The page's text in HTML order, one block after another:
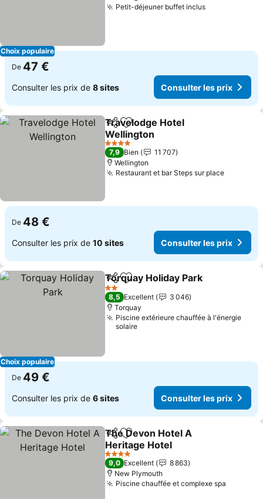
Choix populaire
Petit-déjeuner buffet inclusConsulter
De 47 €
Consulter les prix de 8 sites Consulter les prix
PartagerAjouter à mes favoris
Travelodge Hotel
Wellington
Consulter les prix
4 Étoiles
7,9 Bien
11 707
Wellington
Restaurant et bar Steps sur place
De 48 €
Consulter les prix de 10 sites Consulter les prix
Choix populaire
PartagerAjouter à mes favoris
Torquay Holiday Park
2 Étoiles
8,5 Excellent
3 046
Torquay
Piscine extérieure chauffée à l'énergie
solaire
De 49 €
Consulter les prix de 6 sites Consulter les prix
PartagerAjouter à mes favoris
The Devon Hotel A
Heritage Hotel
Consulter les prix
4 Étoiles
9,0 Excellent
8 863
New Plymouth
Piscine chauffée et complexe spa